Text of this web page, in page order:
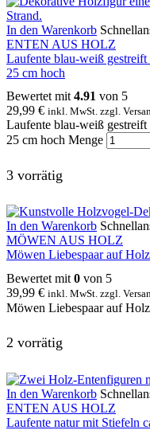
In den Warenkorb
ENTEN AUS HOLZ
Laufente blau-weiß
25 cm hoch
Bewertet mit 4.91 von 5
29,99 € inkl. MwSt. zzgl.
Laufente blau-weiß
25 cm hoch Menge
3 vorrätig
In den Warenkorb
MÖWEN AUS HOLZ
Möwen Liebespaar auf
Bewertet mit 0 von 5
39,99 € inkl. MwSt. zzgl.
Möwen Liebespaar auf
2 vorrätig
In den Warenkorb
ENTEN AUS HOLZ
Laufente natur mit Stiefeln